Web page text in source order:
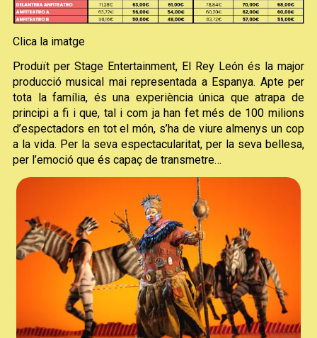
Clica la imatge
Produït per Stage Entertainment, El Rey León és la major
producció musical mai representada a Espanya. Apte per
tota la família, és una experiència única que atrapa de
principi a fi i que, tal i com ja han fet més de 100 milions
d’espectadors en tot el món, s’ha de viure almenys un cop
a la vida. Per la seva espectacularitat, per la seva bellesa,
per l’emoció que és capaç de transmetre…